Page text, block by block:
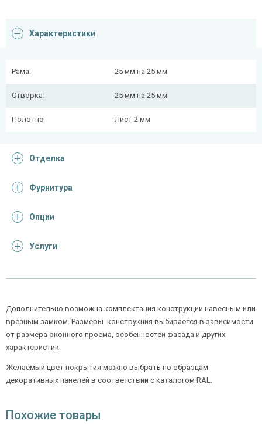
Характеристики
Рама: 25 мм на 25 мм
Створка: 25 мм на 25 мм
Полотно Лист 2 мм
Отделка
Фурнитура
Опции
Услуги
Дополнительно возможна комплектация конструкции навесным или
врезным замком. Размеры конструкция выбирается в зависимости
от размера оконного проёма, особенностей фасада и других
характеристик.
Желаемый цвет покрытия можно выбрать по образцам
декоративных панелей в соответствии с каталогом RAL.
Похожие товары